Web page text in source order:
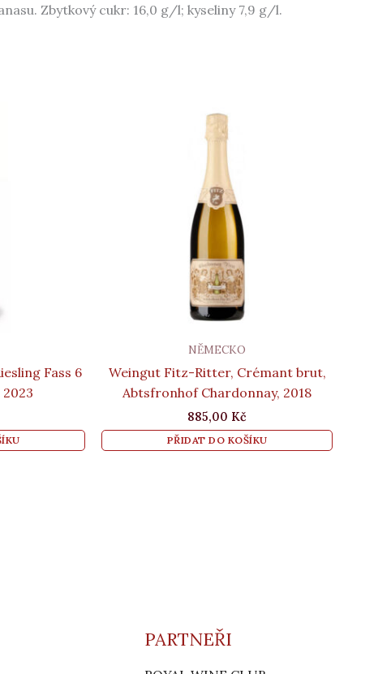
Zbytkový cukr: 16,0 g/l; kyseliny 7,9 g/l.
Fass 6
2023
NĚMECKO
Weingut Fitz-Ritter, Crémant brut,
Abtsfronhof Chardonnay, 2018
885,00 Kč
PŘIDAT DO KOŠÍKU
PARTNEŘI